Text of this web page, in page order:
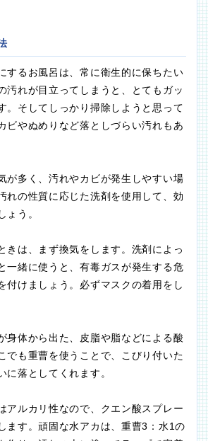
するお風呂は、常に衛生的に保ちたい
汚れが目立ってしまうと、とてもガッ
。そしてしっかり掃除しようと思って
ビやぬめりなど落としづらい汚れもあ
が多く、汚れやカビが発生しやすい場
れの性質に応じた洗剤を使用して、効
ょう。
きは、まず換気をします。洗剤によっ
一緒に使うと、有毒ガスが発生する危
付けましょう。必ずマスクの着用をし
身体から出た、皮脂や脂などによる酸
でも重曹を使うことで、こびり付いた
に落としてくれます。
アルカリ性なので、クエン酸スプレー
ます。頑固な水アカは、重曹3：水1の